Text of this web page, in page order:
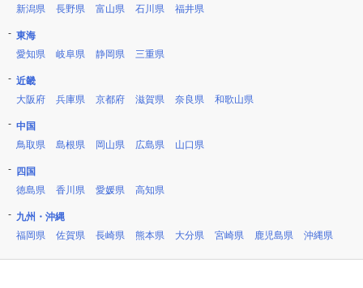
新潟県
長野県 富山県 石川県 福井県
東海
愛知県
岐阜県 静岡県 三重県
近畿
大阪府
兵庫県 京都府 滋賀県 奈良県 和歌山県
中国
鳥取県
島根県 岡山県 広島県 山口県
四国
徳島県
香川県 愛媛県 高知県
九州・沖縄
福岡県
佐賀県 長崎県 熊本県 大分県 宮崎県 鹿児島県 沖縄県